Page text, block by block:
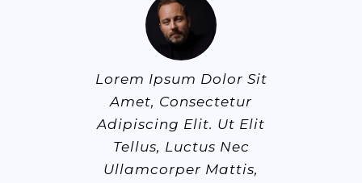
Lorem Ipsum Dolor Sit
Amet, Consectetur
Adipiscing Elit. Ut Elit
Tellus, Luctus Nec
Ullamcorper Mattis,